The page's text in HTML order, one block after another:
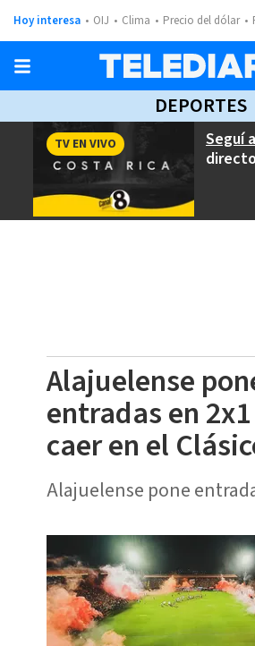
Hoy interesa OIJ Clima Precio del dólar
DEPORTES
Seguí
directo
TV EN VIVO
Alajuelense
entradas en
caer en el
Alajuelense pone